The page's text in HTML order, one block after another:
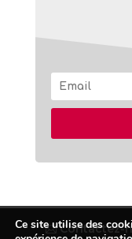
Contactez-
Ce site utilise des